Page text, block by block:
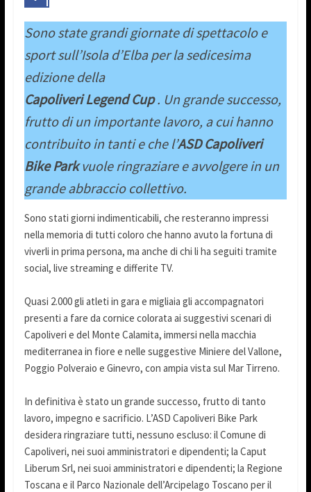
Sono state grandi giornate di spettacolo e
sport sull’Isola d’Elba per la sedicesima
edizione della
Capoliveri Legend Cup . Un grande successo,
frutto di un importante lavoro, a cui hanno
contribuito in tanti e che l’ASD Capoliveri
Bike Park vuole ringraziare e avvolgere in un
grande abbraccio collettivo.
Sono stati giorni indimenticabili, che resteranno impressi
nella memoria di tutti coloro che hanno avuto la fortuna di
viverli in prima persona, ma anche di chi li ha seguiti tramite
social, live streaming e differite TV.
Quasi 2.000 gli atleti in gara e migliaia gli accompagnatori
presenti a fare da cornice colorata ai suggestivi scenari di
Capoliveri e del Monte Calamita, immersi nella macchia
mediterranea in fiore e nelle suggestive Miniere del Vallone,
Poggio Polveraio e Ginevro, con ampia vista sul Mar Tirreno.
In definitiva è stato un grande successo, frutto di tanto
lavoro, impegno e sacrificio. L’ASD Capoliveri Bike Park
desidera ringraziare tutti, nessuno escluso: il Comune di
Capoliveri, nei suoi amministratori e dipendenti; la Caput
Liberum Srl, nei suoi amministratori e dipendenti; la Regione
Toscana e il Parco Nazionale dell’Arcipelago Toscano per il